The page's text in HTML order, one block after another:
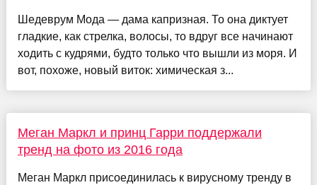
Шедеврум Мода — дама капризная. То она диктует
гладкие, как стрелка, волосы, то вдруг все начинают
ходить с кудрями, будто только что вышли из моря. И
вот, похоже, новый виток: химическая з...
Меган Маркл и принц Гарри поддержали
тренд на фото из 2016 года
Меган Маркл присоединилась к вирусному тренду в